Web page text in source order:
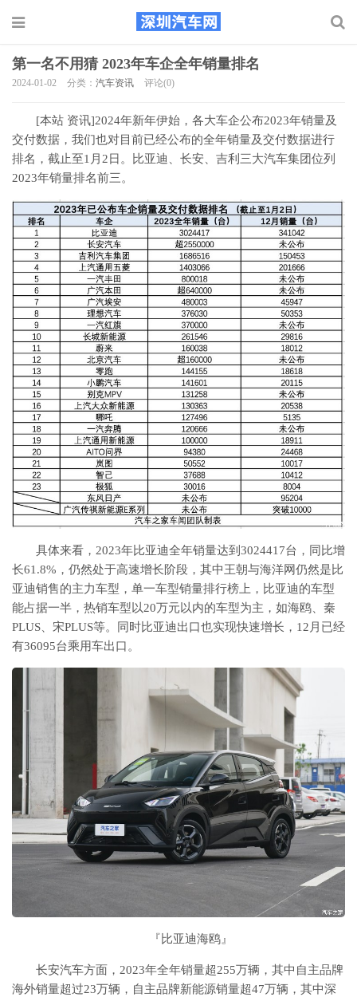
第一名不用猜 2023年车企全年销量排名
2024-01-02 分类： 汽车资讯 评论(0)
[本站 资讯]2024年新年伊始，各大车企公布2023年销量及
交付数据，我们也对目前已经公布的全年销量及交付数据进行
排名，截止至1月2日。比亚迪、长安、吉利三大汽车集团位列
2023年销量排名前三。
具体来看，2023年比亚迪全年销量达到3024417台，同比增
长61.8%，仍然处于高速增长阶段，其中王朝与海洋网仍然是比
亚迪销售的主力车型，单一车型销量排行榜上，比亚迪的车型
能占据一半，热销车型以20万元以内的车型为主，如海鸥、秦
PLUS、宋PLUS等。同时比亚迪出口也实现快速增长，12月已经
有36095台乘用车出口。
『比亚迪海鸥』
长安汽车方面，2023年全年销量超255万辆，其中自主品牌
海外销量超过23万辆，自主品牌新能源销量超47万辆，其中深